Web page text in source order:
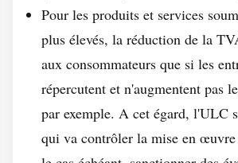
Pour les produits et services
plus élevés, la réduction de la
aux consommateurs que si les
répercutent et n'augmentent pas
par exemple. A cet égard, l'ULC
qui va contrôler la mise en œuvre